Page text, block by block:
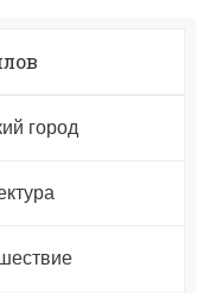
город